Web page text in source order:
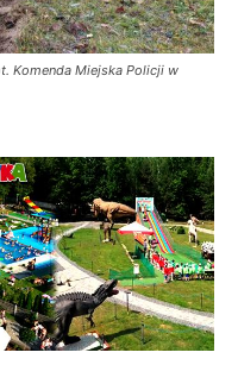
Komenda Miejska Policji w